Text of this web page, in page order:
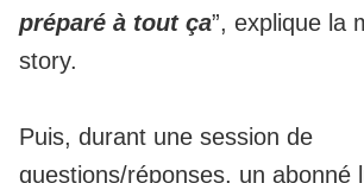
préparé à tout ça”, explique la
story.
Puis, durant une session de
questions/réponses, un abonné